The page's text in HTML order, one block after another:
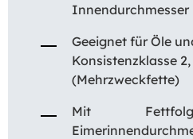
Innendurchmesser
Geeignet für Öle
Konsistenzklasse
(Mehrzweckfette)
Mit